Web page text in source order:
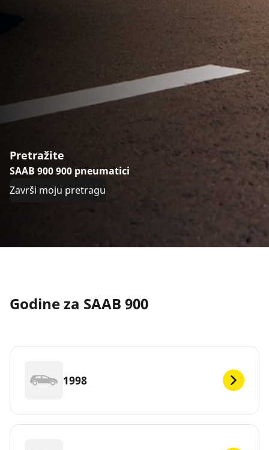
Pretražite
SAAB 900 900 pneumatici
Završi moju pretragu
Godine za SAAB 900
1998